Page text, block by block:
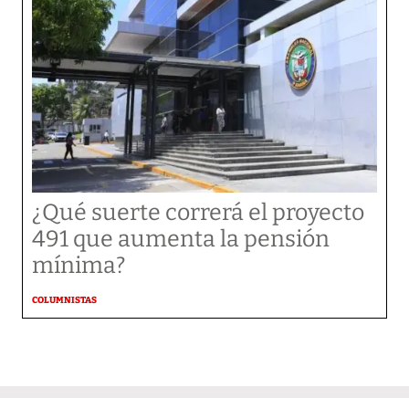
¿Qué suerte correrá el proyecto
491 que aumenta la pensión
mínima?
COLUMNISTAS